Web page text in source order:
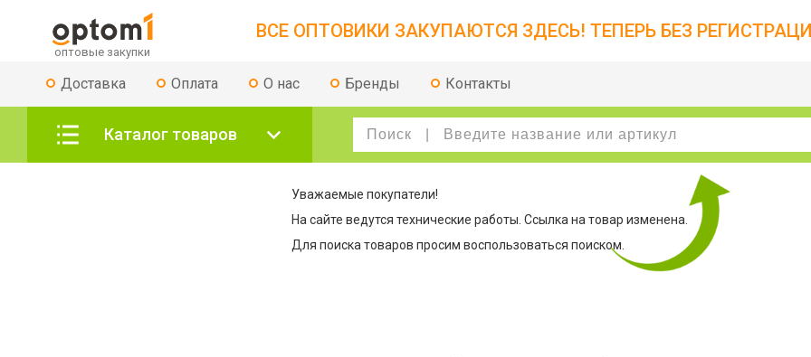
ВСЕ ОПТОВИКИ ЗАКУПАЮТСЯ ЗДЕСЬ! ТЕПЕРЬ БЕЗ
Доставка Оплата О нас Бренды Контакты
Каталог товаров
Уважаемые покупатели!
На сайте ведутся технические работы. Ссылка на товар изменена.
Для поиска товаров просим воспользоваться поиском.